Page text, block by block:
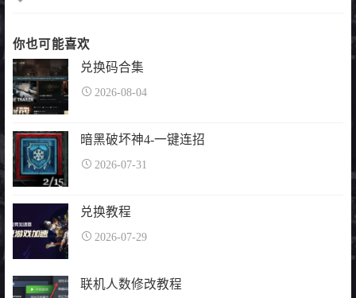
签
你也可能喜欢
兑换码合集
2026-08-04
暗黑破坏神4-一键连招
2026-07-31
兑换教程
2026-07-29
联机人数修改教程